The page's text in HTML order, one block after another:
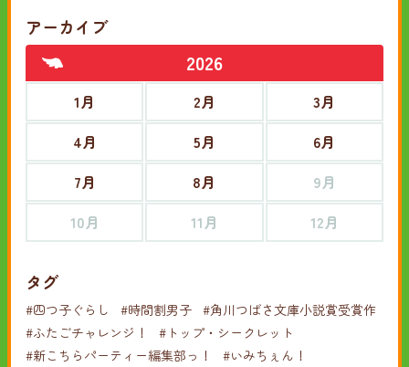
アーカイブ
2026
1月 2月
3月
4月
5月
6月
7月
8月
9月
10月
11月 12月
タグ
#四つ子ぐらし #時間割男子 #角川つばさ文庫小説賞受賞作
#ふたごチャレンジ！
#トップ・シークレット
#新こちらパーティー編集部っ！
#いみちぇん！